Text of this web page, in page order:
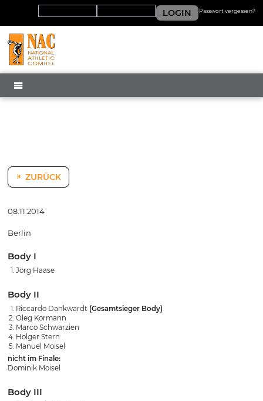
Passwort vergessen?
LOGIN
MENÜ
ZURÜCK
08.11.2014
Berlin
Body I
Jörg Haase
Body II
Riccardo Dankwardt (Gesamtsieger Body)
Oleg Kormann
Marco Schwarzien
Holger Stern
Manuel Moisel
nicht im Finale:
Dominik Moisel
Body III